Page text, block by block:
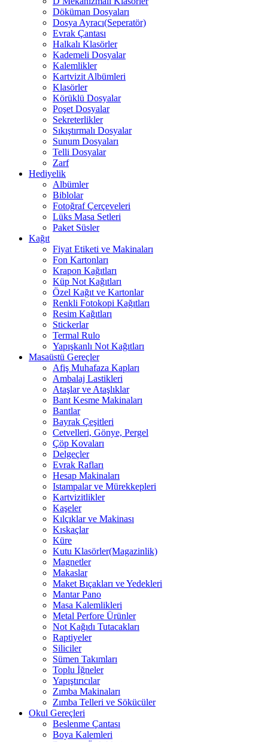
Döküman Dosyaları
Dosya Ayracı(Seperatör)
Evrak Çantası
Halkalı Klasörler
Kademeli Dosyalar
Kalemlikler
Kartvizit Albümleri
Klasörler
Körüklü Dosyalar
Poşet Dosyalar
Sekreterlikler
Sıkıştırmalı Dosyalar
Sunum Dosyaları
Telli Dosyalar
Zarf
Hediyelik
Albümler
Biblolar
Fotoğraf Çerçeveleri
Lüks Masa Setleri
Paket Süsler
Kağıt
Fiyat Etiketi ve Makinaları
Fon Kartonları
Krapon Kağıtları
Küp Not Kağıtları
Özel Kağıt ve Kartonlar
Renkli Fotokopi Kağıtları
Resim Kağıtları
Stickerlar
Termal Rulo
Yapışkanlı Not Kağıtları
Masaüstü Gereçler
Afiş Muhafaza Kapları
Ambalaj Lastikleri
Ataşlar ve Ataşlıklar
Bant Kesme Makinaları
Bantlar
Bayrak Çeşitleri
Cetvelleri, Gönye, Pergel
Çöp Kovaları
Delgeçler
Evrak Rafları
Hesap Makinaları
Istampalar ve Mürekkepleri
Kartvizitlikler
Kaşeler
Kılçıklar ve Makinası
Kıskaçlar
Küre
Kutu Klasörler(Magazinlik)
Magnetler
Makaslar
Maket Bıçakları ve Yedekleri
Mantar Pano
Masa Kalemlikleri
Metal Perfore Ürünler
Not Kağıdı Tutacakları
Raptiyeler
Siliciler
Sümen Takımları
Toplu İğneler
Yapıştırıcılar
Zımba Makinaları
Zımba Telleri ve Sökücüler
Okul Gereçleri
Beslenme Çantası
Boya Kalemleri